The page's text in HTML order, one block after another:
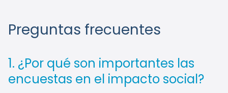
Preguntas frecuentes
1. ¿Por qué son importantes las
encuestas en el impacto social?